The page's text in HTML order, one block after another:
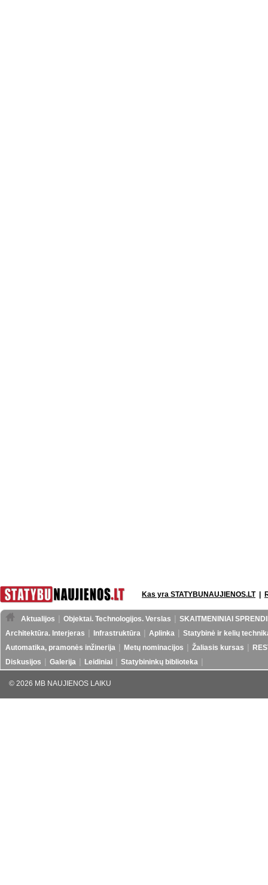
Kas yra STATYBUNAUJIENOS.LT|
Aktualijos Objektai. Technologijos. Verslas
SKAITMENINIAI
Architektūra. Interjeras
Infrastruktūra Aplinka
Statybinė ir kelių
Automatika, pramonės inžinerija
Metų nominacijos Žaliasis kursas
Diskusijos
Galerija Leidiniai Statybininkų biblioteka
© 2026 MB NAUJIENOS LAIKU